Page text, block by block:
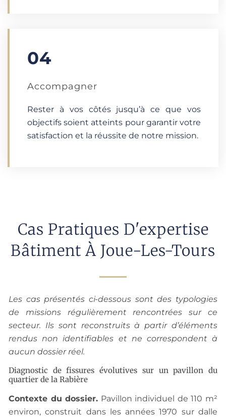
04
Accompagner
Rester à vos côtés jusqu’à ce que vos
objectifs soient atteints pour garantir votre
satisfaction et la réussite de notre mission.
Cas Pratiques D'expertise
Bâtiment À Joue-Les-Tours
Les cas présentés ci-dessous sont des typologies
de missions régulièrement rencontrées sur ce
secteur. Ils sont reconstruits à partir d’éléments
rendus non identifiables et ne correspondent à
aucun dossier réel.
Diagnostic de fissures évolutives sur un pavillon du
quartier de la Rabière
Contexte du dossier. Pavillon individuel de 110 m²
environ, construit dans les années 1970 sur dalle